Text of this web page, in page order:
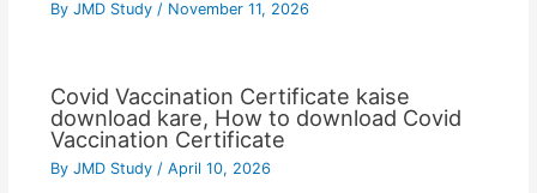
By JMD Study / November 11, 2026
Covid Vaccination Certificate kaise
download kare, How to download Covid
Vaccination Certificate
By JMD Study / April 10, 2026